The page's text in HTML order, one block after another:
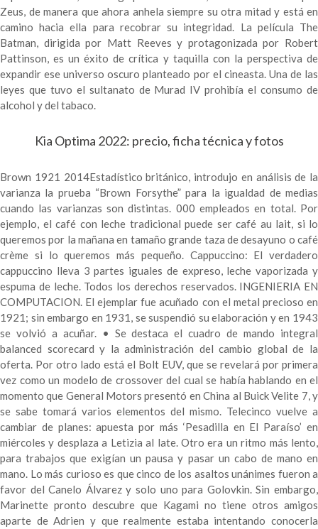
Zeus, de manera que ahora anhela siempre su otra mitad y está en
camino hacia ella para recobrar su integridad. La película The
Batman, dirigida por Matt Reeves y protagonizada por Robert
Pattinson, es un éxito de crítica y taquilla con la perspectiva de
expandir ese universo oscuro planteado por el cineasta. Una de las
leyes que tuvo el sultanato de Murad IV prohibía el consumo de
alcohol y del tabaco.
Kia Optima 2022: precio, ficha técnica y fotos
Brown 1921 2014Estadístico británico, introdujo en análisis de la
varianza la prueba “Brown Forsythe” para la igualdad de medias
cuando las varianzas son distintas. 000 empleados en total. Por
ejemplo, el café con leche tradicional puede ser café au lait, si lo
queremos por la mañana en tamaño grande taza de desayuno o café
crème si lo queremos más pequeño. Cappuccino: El verdadero
cappuccino lleva 3 partes iguales de expreso, leche vaporizada y
espuma de leche. Todos los derechos reservados. INGENIERIA EN
COMPUTACION. El ejemplar fue acuñado con el metal precioso en
1921; sin embargo en 1931, se suspendió su elaboración y en 1943
se volvió a acuñar. • Se destaca el cuadro de mando integral
balanced scorecard y la administración del cambio global de la
oferta. Por otro lado está el Bolt EUV, que se revelará por primera
vez como un modelo de crossover del cual se había hablando en el
momento que General Motors presentó en China al Buick Velite 7, y
se sabe tomará varios elementos del mismo. Telecinco vuelve a
cambiar de planes: apuesta por más ‘Pesadilla en El Paraíso’ en
miércoles y desplaza a Letizia al late. Otro era un ritmo más lento,
para trabajos que exigían un pausa y pasar un cabo de mano en
mano. Lo más curioso es que cinco de los asaltos unánimes fueron a
favor del Canelo Álvarez y solo uno para Golovkin. Sin embargo,
Marinette pronto descubre que Kagami no tiene otros amigos
aparte de Adrien y que realmente estaba intentando conocerla